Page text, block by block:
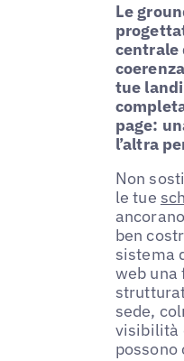
Le
centrale
tue
page:
l’altra
Non
le tue
ben
sistema
web una
sede,
visibilità
possono